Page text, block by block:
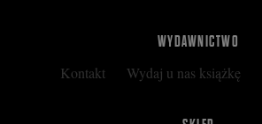
WYDAWNICTWO
Kontakt Wydaj u nas książkę